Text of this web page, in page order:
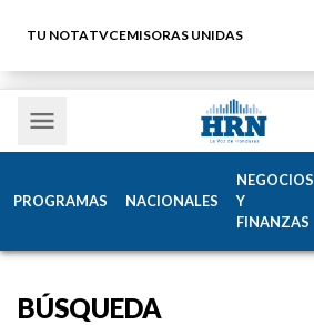
TU NOTATVCEMISORAS UNIDAS
PROGRAMAS NACIONALES
NEGOCIOS
Y
FINANZAS
BÚSQUEDA